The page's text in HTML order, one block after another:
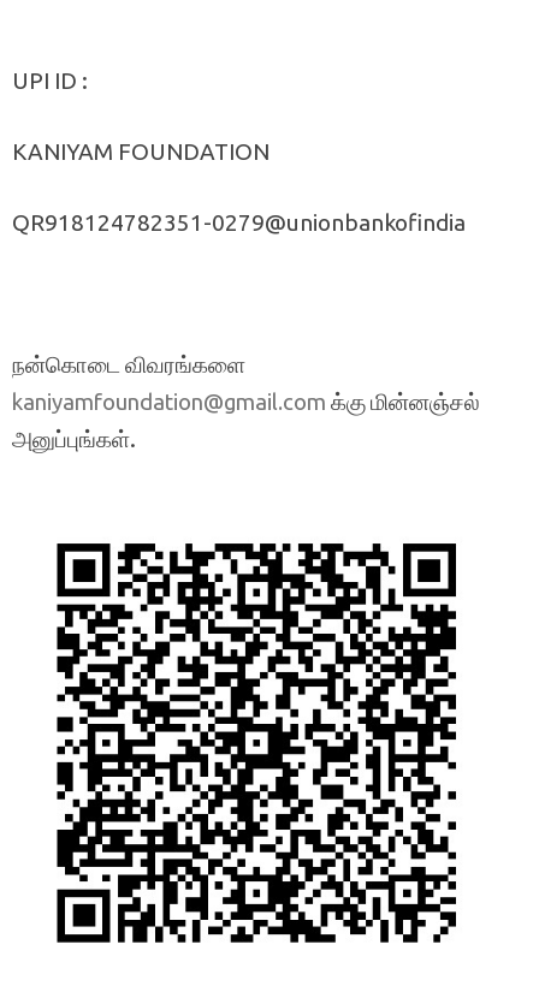
UPI ID :
KANIYAM FOUNDATION
QR918124782351-0279@unionbankofindia
நன்கொடை விவரங்களை
kaniyamfoundation@gmail.com க்கு மின்னஞ்சல்
அனுப்புங்கள்.